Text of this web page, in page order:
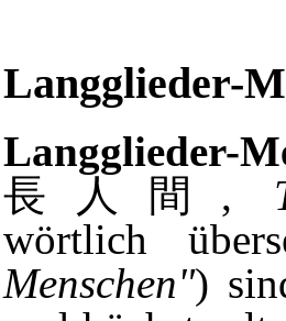
Langglieder-
Langglieder-
長人間,
wörtlich
Menschen")